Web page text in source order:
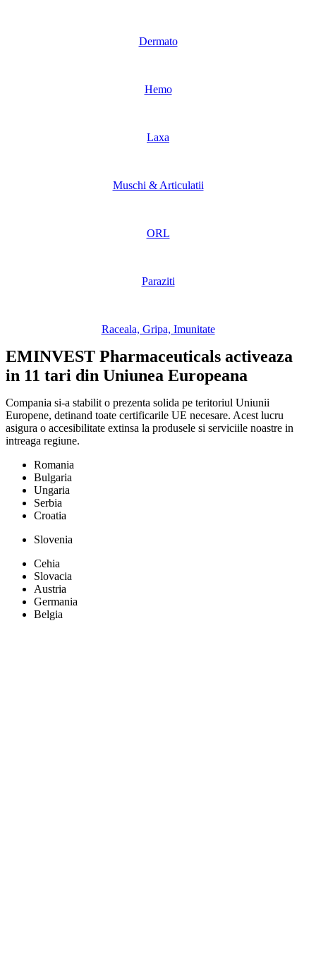
Dermato
Hemo
Laxa
Muschi & Articulatii
ORL
Paraziti
Raceala, Gripa, Imunitate
EMINVEST Pharmaceuticals activeaza
in 11 tari din Uniunea Europeana
Compania si-a stabilit o prezenta solida pe teritoriul Uniunii
Europene, detinand toate certificarile UE necesare. Acest lucru
asigura o accesibilitate extinsa la produsele si serviciile noastre in
intreaga regiune.
Romania
Bulgaria
Ungaria
Serbia
Croatia
Slovenia
Cehia
Slovacia
Austria
Germania
Belgia